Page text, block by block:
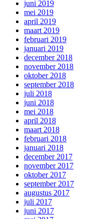
juni 2019
mei 2019
april 2019
maart 2019
februari 2019
januari 2019
december 2018
november 2018
oktober 2018
september 2018
juli 2018
juni 2018
mei 2018
april 2018
maart 2018
februari 2018
januari 2018
december 2017
november 2017
oktober 2017
september 2017
augustus 2017
juli 2017
juni 2017